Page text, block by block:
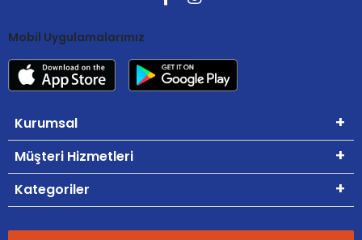
Mobil Uygulamalarımız
Kurumsal
Müşteri Hizmetleri
Kategoriler